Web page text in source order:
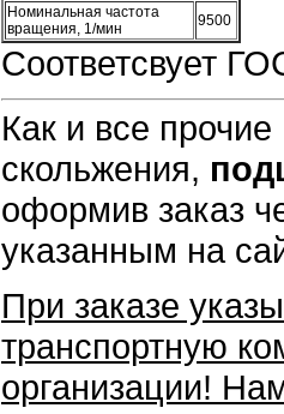
Номинальная частота
вращения, 1/мин
9500
Соответсвует
Как и все
скольжения,
оформив заказ
указанным на
При заказе
транспортную
организации!